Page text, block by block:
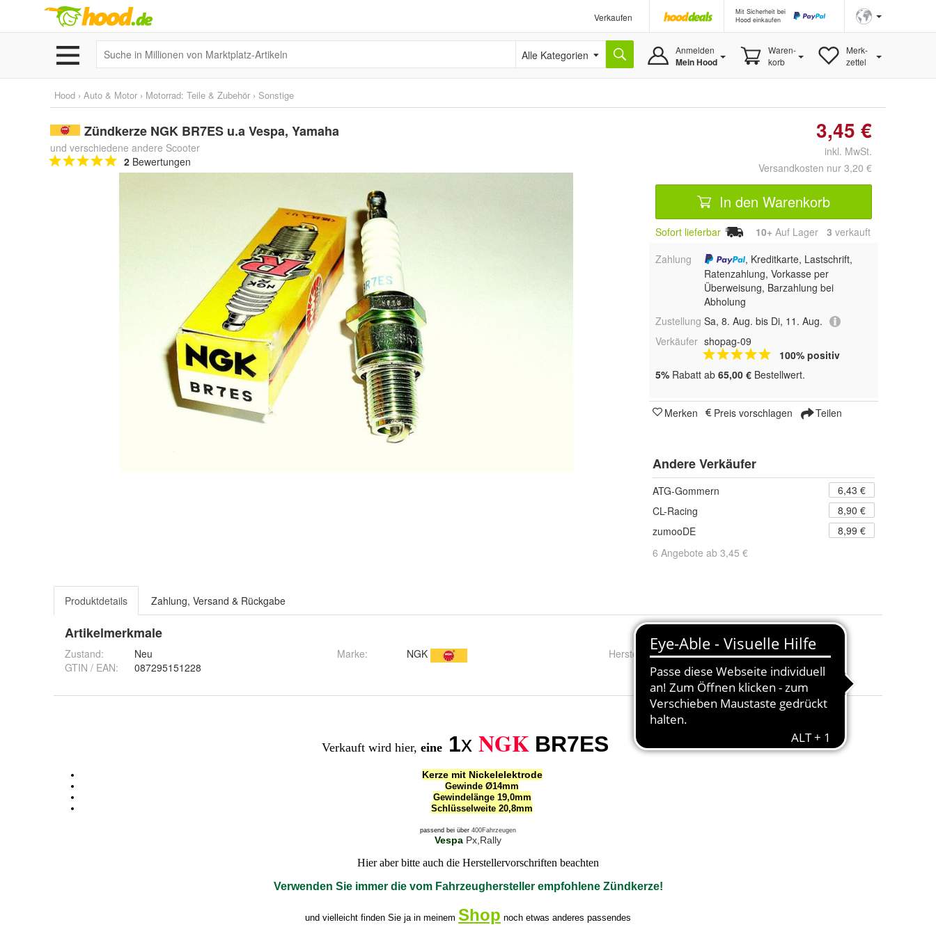
Verkaufen
Mit Sicherheit bei
Hood einkaufen
Alle Kategorien Anmelden
Mein Hood
Waren-
korb
Merk-
zettel
Hood › Auto & Motor › Motorrad: Teile & Zubehör › Sonstige
Zündkerze NGK BR7ES u.a Vespa, Yamaha
und verschiedene andere Scooter
2 Bewertungen
3,45 €
inkl. MwSt.
Versandkosten nur 3,20 €
In den Warenkorb
Sofort lieferbar 10+ Auf Lager 3 verkauft
Zahlung
, Kreditkarte, Lastschrift,
Ratenzahlung, Vorkasse per
Überweisung, Barzahlung bei
Abholung
Zustellung Sa, 8. Aug. bis Di, 11. Aug.
Verkäufer shopag-09
100% positiv
5% Rabatt ab 65,00 € Bestellwert.
Merken Preis vorschlagen Teilen
Andere Verkäufer
ATG-Gommern
6,43 €
CL-Racing
8,90 €
zumooDE
8,99 €
6 Angebote ab 3,45 €
Produktdetails Zahlung, Versand & Rückgabe
Artikelmerkmale
Zustand:
Neu
GTIN / EAN:
087295151228
Marke: NGK Hersteller Nr.: 5122